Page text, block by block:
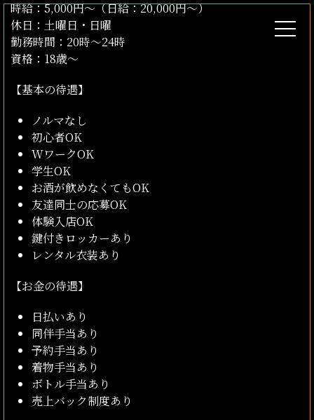
時給：5,000円〜（日給：20,000円～）
休日：土曜日・日曜
勤務時間：20時～24時
資格：18歳～
【基本の待遇】
ノルマなし
初心者OK
WワークOK
学生OK
お酒が飲めなくてもOK
友達同士の応募OK
体験入店OK
鍵付きロッカーあり
レンタル衣装あり
【お金の待遇】
日払いあり
同伴手当あり
予約手当あり
着物手当あり
ボトル手当あり
売上バック制度あり